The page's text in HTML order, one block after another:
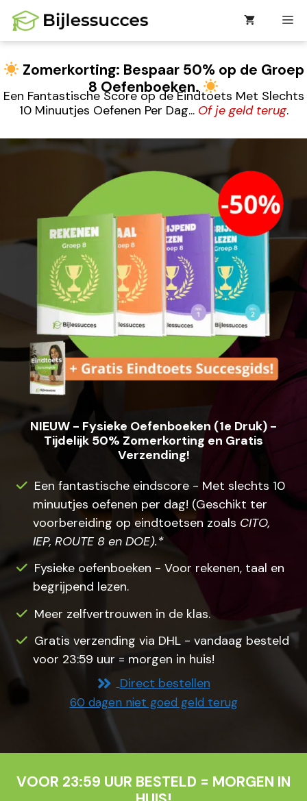
naar
de
inhoudZomerkorting: Bespaar 50% op de Groep
8 Oefenboeken.
Een Fantastische Score op de Eindtoets Met Slechts
10 Minuutjes Oefenen Per Dag... Of je geld terug.
NIEUW - Fysieke Oefenboeken (1e Druk) -
Tijdelijk 50% Zomerkorting en Gratis
Verzending!
Een fantastische eindscore - Met slechts 10
minuutjes oefenen per dag! (Geschikt ter
voorbereiding op eindtoetsen zoals CITO,
IEP, ROUTE 8 en DOE).*
Fysieke oefenboeken - Voor rekenen, taal en
begrijpend lezen.
Meer zelfvertrouwen in de klas.
Gratis verzending via DHL - vandaag besteld
voor 23:59 uur = morgen in huis!
Direct bestellen
60 dagen niet goed geld terug
VOOR 23:59 UUR BESTELD = MORGEN IN